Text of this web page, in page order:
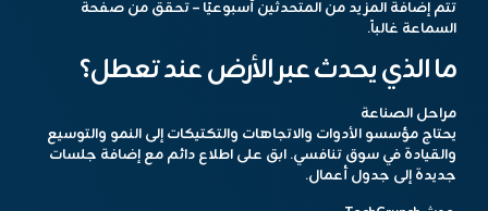
تتم إضافة المزيد من المتحدثين أسبوعيًا –تحقق من صفحة
السماعة غالباً.
ما الذي يحدث عبر الأرض عند تعطل؟
مراحل الصناعة
يحتاج مؤسسو الأدوات والاتجاهات والتكتيكات إلى النمو والتوسيع
والقيادة في سوق تنافسي. ابق على اطلاع دائم مع إضافة جلسات
جديدة إلى جدول أعمال.